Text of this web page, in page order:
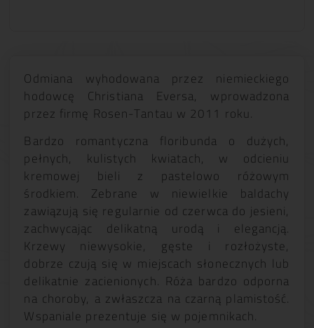
Odmiana wyhodowana przez niemieckiego
hodowcę Christiana Eversa, wprowadzona
przez firmę Rosen-Tantau w 2011 roku.
Bardzo romantyczna floribunda o dużych,
pełnych, kulistych kwiatach, w odcieniu
kremowej bieli z pastelowo różowym
środkiem. Zebrane w niewielkie baldachy
zawiązują się regularnie od czerwca do jesieni,
zachwycając delikatną urodą i elegancją.
Krzewy niewysokie, gęste i rozłożyste,
dobrze czują się w miejscach słonecznych lub
delikatnie zacienionych. Róża bardzo odporna
na choroby, a zwłaszcza na czarną plamistość.
Wspaniale prezentuje się w pojemnikach.